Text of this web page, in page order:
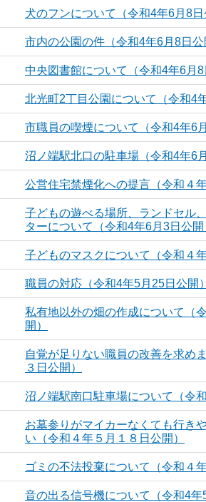
犬のフンについて（令和4年6月8日
市内の公園の件（令和4年6月8日公
中央図書館について（令和4年6月8
北光町2丁目公園について（令和4
市職員の喫煙について（令和4年6
沼ノ端駅北口の駐車場（令和4年6
公営住宅禁煙化への提言（令和４
子どもの遊べる場所、ランドセル
ターについて（令和4年6月3日公開
子どものマスクについて（令和４
職員の対応（令和4年5月25日公開）
私有地以外の畑の作成について（
開）
自覚が足りない職員の改善を求め
３日公開）
沼ノ端駅南口駐車場について（令
お墓参りがマイカーなくても行き
い（令和４年５月１８日公開）
ゴミの不法投棄について（令和４
音の出る信号機について（令和4年